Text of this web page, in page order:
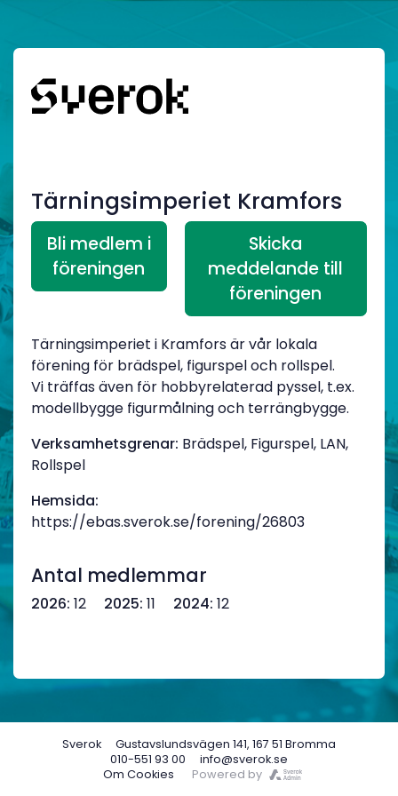
Tärningsimperiet Kramfors
Bli medlem i
föreningen
Skicka
meddelande till
föreningen
Tärningsimperiet i Kramfors är vår lokala
förening för brädspel, figurspel och rollspel.
Vi träffas även för hobbyrelaterad pyssel, t.ex.
modellbygge figurmålning och terrängbygge.
Verksamhetsgrenar: Brädspel, Figurspel, LAN,
Rollspel
Hemsida:
https://ebas.sverok.se/forening/26803
Antal medlemmar
2026: 12 2025: 11 2024: 12
Om Cookies Powered by
Sverok
Gustavslundsvägen 141, 167 51 Bromma
010-551 93 00
info@sverok.se